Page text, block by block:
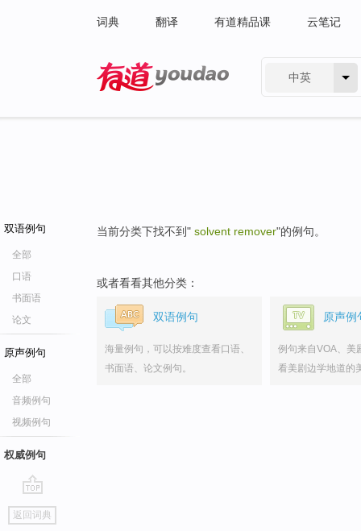
词典 翻译 有道精品课 云笔记
中英
双语例句
全部
口语
书面语
论文
原声例句
全部
音频例句
视频例句
权威例句
go
top
返回词典
当前分类下找不到" solvent remover"的例句。
或者看看其他分类：
双语例句
海量例句，可以按难度查看口语、
书面语、论文例句。
原声例
例句来自VOA、美
看美剧边学地道的